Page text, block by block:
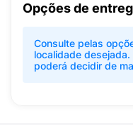
Opções de
Consulte pelas
localidade
poderá decidir de